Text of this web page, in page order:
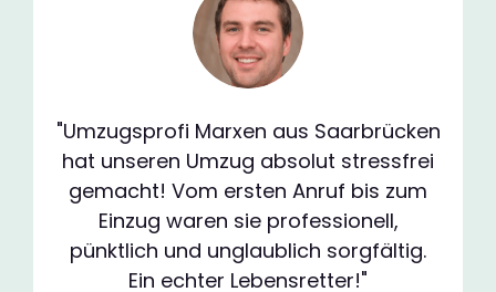
"Umzugsprofi Marxen aus Saarbrücken
hat unseren Umzug absolut stressfrei
gemacht! Vom ersten Anruf bis zum
Einzug waren sie professionell,
pünktlich und unglaublich sorgfältig.
Ein echter Lebensretter!"